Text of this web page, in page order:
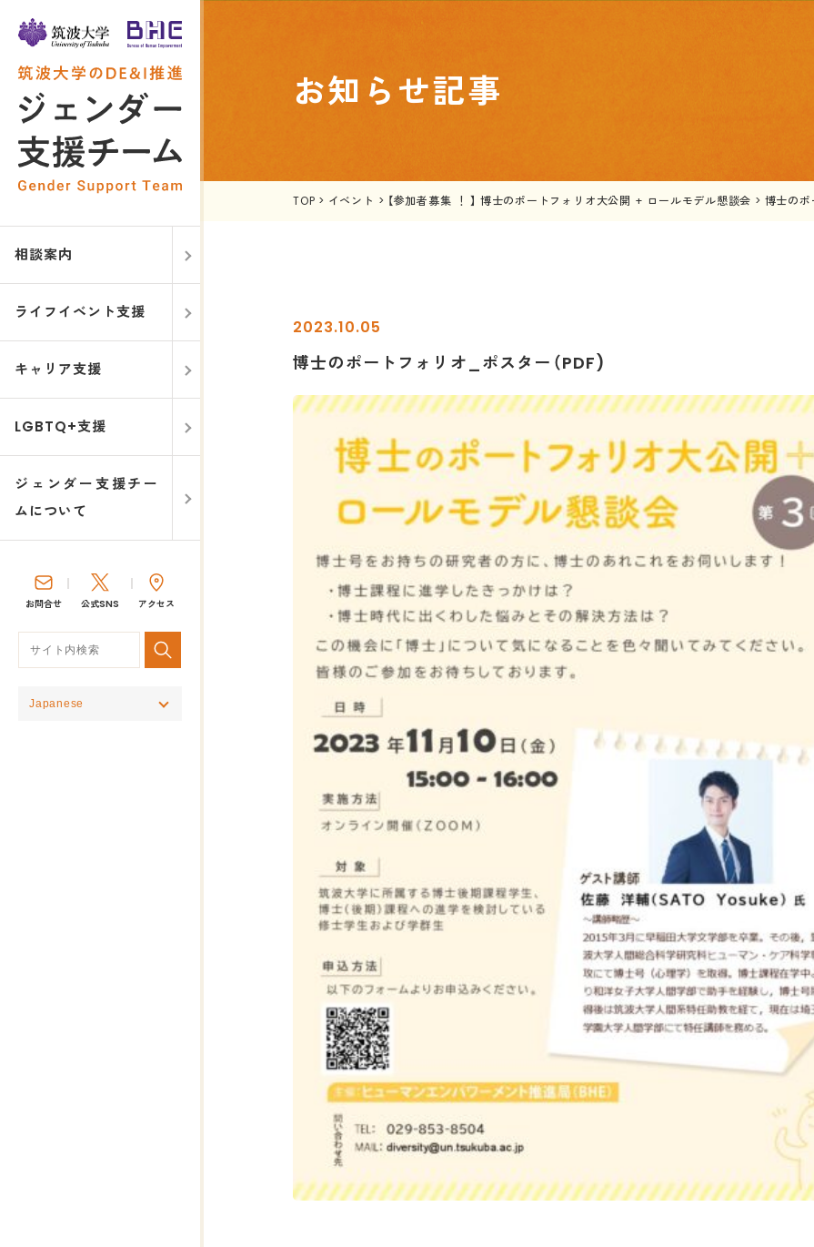
相談案内
ライフイベント支援
キャリア支援
LGBTQ+支援
ジェンダー支援チー
ムについて
お問合せ 公式SNS アクセス
お知らせ記事
TOP > イベント > 【参加者募集 ！ 】 博士のポートフォリオ大公開 + ロールモデル懇談会 > 博士のポ
2023.10.05
博士のポートフォリオ_ポスター（PDF)